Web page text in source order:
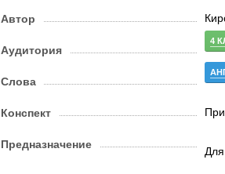
Автор
Аудитория
4
Слова
Конспект
Предназначение